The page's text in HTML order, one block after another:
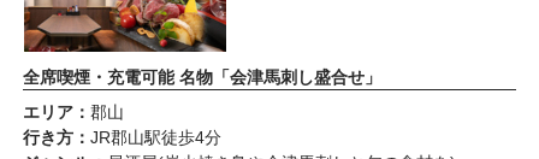
全席喫煙・充電可能 名物「会津馬刺し盛合せ」
エリア： 郡山
行き方： JR郡山駅徒歩4分